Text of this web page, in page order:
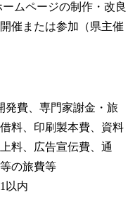
ムページの制作・改良
催または参加（県主催
発費、専門家謝金・旅
料、印刷製本費、資料
料、広告宣伝費、通
の旅費等
以内